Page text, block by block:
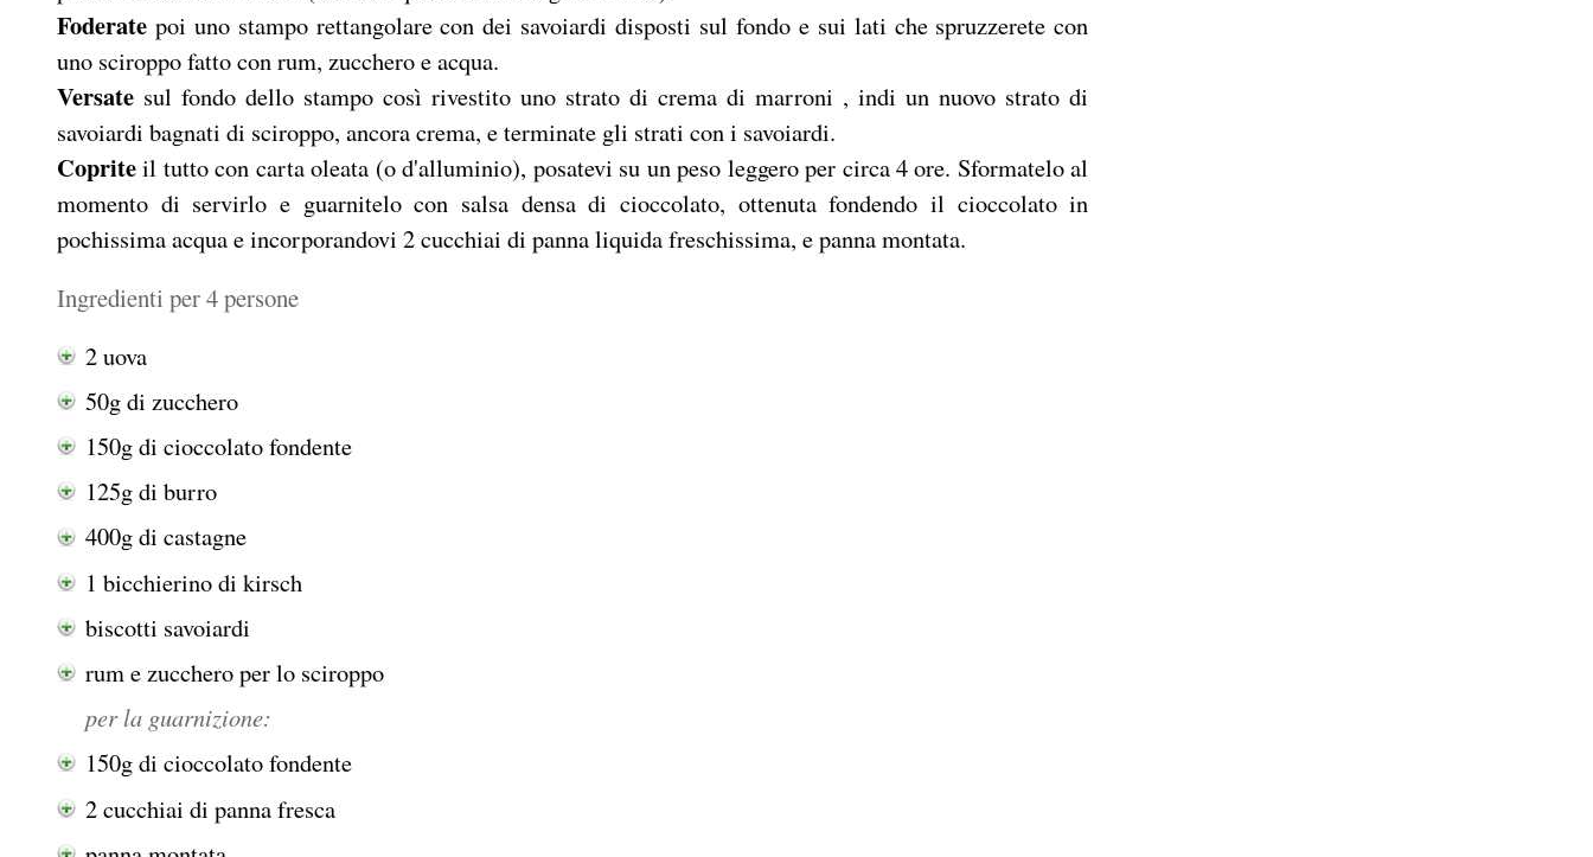
Foderate poi uno stampo rettangolare con dei savoiardi disposti sul fondo e sui lati che spruzzerete con
uno sciroppo fatto con rum, zucchero e acqua.
Versate sul fondo dello stampo così rivestito uno strato di crema di marroni , indi un nuovo strato di
savoiardi bagnati di sciroppo, ancora crema, e terminate gli strati con i savoiardi.
Copriteil tutto con carta oleata (o d'alluminio), posatevi su un peso leggero per circa 4 ore. Sformatelo al
momento di servirlo e guarnitelo con salsa densa di cioccolato, ottenuta fondendo il cioccolato in
pochissima acqua e incorporandovi 2 cucchiai di panna liquida freschissima, e panna montata.
Ingredienti per 4 persone
2 uova
50g di zucchero
150g di cioccolato fondente
125g di burro
400g di castagne
1 bicchierino di kirsch
biscotti savoiardi
rum e zucchero per lo sciroppo
per la guarnizione:
150g di cioccolato fondente
2 cucchiai di panna fresca